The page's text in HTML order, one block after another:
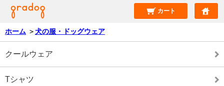
カート
ホーム ＞犬の服・ドッグウェア
クールウェア
Tシャツ